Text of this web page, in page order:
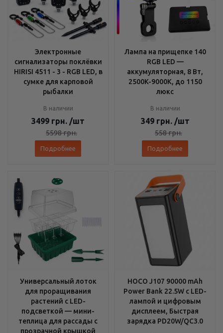
Электронные
сигнализаторы поклёвки
HIRISI 4511 - 3 - RGB LED, в
сумке для карповой
рыбалки
В наличии
3499 грн. /шт
5598грн.
Подробнее
Лампа на прищепке 140
RGB LED —
аккумуляторная, 8 Вт,
2500K-9000K, до 1150
люкс
В наличии
349 грн. /шт
558грн.
Подробнее
Универсальный лоток
для проращивания
растений с LED-
подсветкой — мини-
теплица для рассады с
прозрачной крышкой
HOCO J107 90000 mAh
Power Bank 22.5W с LED-
лампой и цифровым
дисплеем, Быстрая
зарядка PD20W/QC3.0